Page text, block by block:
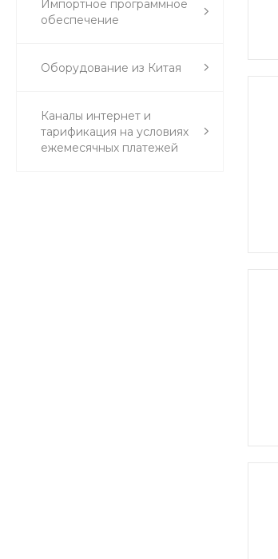
Импортное программное
обеспечение
Оборудование из Китая
Каналы интернет и
тарификация на условиях
ежемесячных платежей